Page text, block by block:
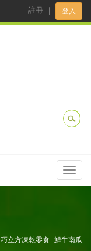
註冊 登入
巧立方凍乾零食--鮮牛南瓜